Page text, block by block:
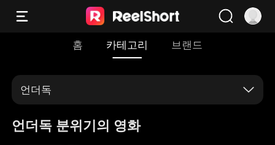
홈 카테고리 브랜드
언더독
언더독 분위기의 영화